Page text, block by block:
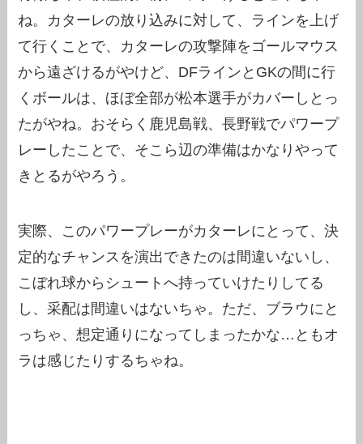
ね。カターレの放り込みに対して、ラインを上げ
て行くことで、カターレの攻撃陣をゴールマウス
から遠ざけるがやけど、DFラインとGKの間に行
くボールは、ほぼ全部が松本選手がカバーしとっ
たがやね。おそらく鹿児島戦、長野戦でパワープ
レーしたことで、そこら辺の準備はかなりやって
きとるがやろう。
実際、このパワープレーがカターレにとって、決
定的なチャンスを演出できたのは間違いないし、
こぼれ球からシュートへ持っていけたりしてる
し、采配は間違いはないちゃ。ただ、ブラウにと
っちゃ、想定通りになってしまったかな…ともオ
ラは感じたりするちゃね。